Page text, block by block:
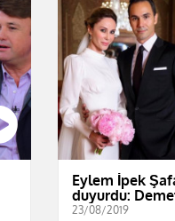
Eylem İpek
duyurdu:
23/08/2019